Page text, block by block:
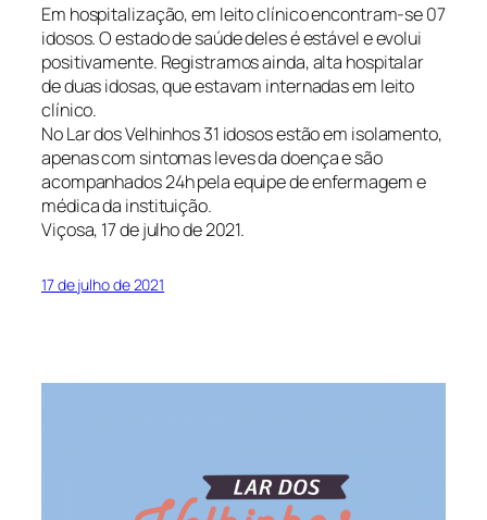
Em hospitalização, em leito clínico encontram-se 07
idosos. O estado de saúde deles é estável e evolui
positivamente. Registramos ainda, alta hospitalar
de duas idosas, que estavam internadas em leito
clínico.
No Lar dos Velhinhos 31 idosos estão em isolamento,
apenas com sintomas leves da doença e são
acompanhados 24h pela equipe de enfermagem e
médica da instituição.
Viçosa, 17 de julho de 2021.
17 de julho de 2021